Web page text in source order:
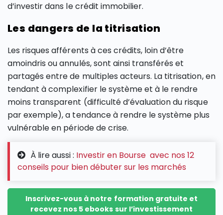
d’investir dans le crédit immobilier.
Les dangers de la titrisation
Les risques afférents à ces crédits, loin d’être
amoindris ou annulés, sont ainsi transférés et
partagés entre de multiples acteurs. La titrisation, en
tendant à complexifier le système et à le rendre
moins transparent (difficulté d’évaluation du risque
par exemple), a tendance à rendre le système plus
vulnérable en période de crise.
À lire aussi : Investir en Bourse avec nos 12
conseils pour bien débuter sur les marchés
Inscrivez-vous à notre formation gratuite et
recevez nos 5 ebooks sur l’investissement